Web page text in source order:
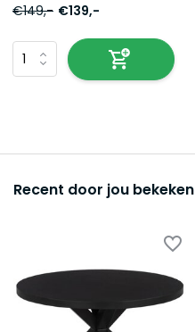
€149,- €139,-
Recent door jou bekeken